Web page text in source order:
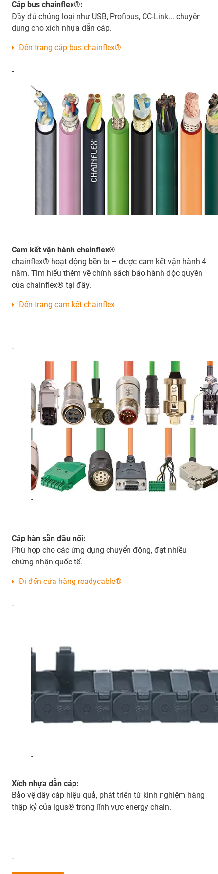
Cáp bus chainflex®:
Đầy đủ chủng loại như USB, Profibus, CC-Link... chuyên
dụng cho xích nhựa dẫn cáp.
Đến trang cáp bus chainflex®
-
-
Cam kết vận hành chainflex®
chainflex® hoạt động bền bỉ – được cam kết vận hành 4
năm. Tìm hiểu thêm về chính sách bảo hành độc quyền
của chainflex® tại đây.
Đến trang cam kết chainflex
-
-
Cáp hàn sẵn đầu nối:
Phù hợp cho các ứng dụng chuyển động, đạt nhiều
chứng nhận quốc tế.
Đi đến cửa hàng readycable®
-
-
Xích nhựa dẫn cáp:
Bảo vệ dây cáp hiệu quả, phát triển từ kinh nghiệm hàng
thập kỷ của igus® trong lĩnh vực energy chain.
-